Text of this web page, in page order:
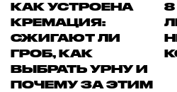
КАК УСТРОЕНА
КРЕМАЦИЯ:
СЖИГАЮТ ЛИ
ГРОБ, КАК
ВЫБРАТЬ УРНУ И
ПОЧЕМУ ЗА ЭТИМ
8